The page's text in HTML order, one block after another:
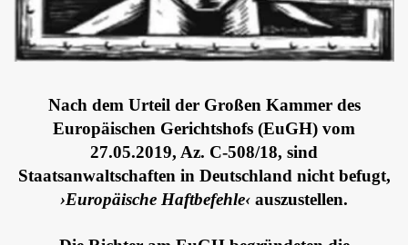
Nach dem Urteil der Großen Kammer des
Europäischen Gerichtshofs (EuGH) vom
27.05.2019, Az. C-508/18, sind
Staatsanwaltschaften in Deutschland nicht befugt,
›Europäische Haftbefehle‹ auszustellen.